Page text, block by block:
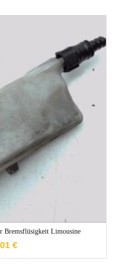
Bremsflüsigkeit Limousine
€